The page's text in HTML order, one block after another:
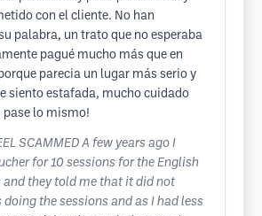
con el cliente. No han
palabra, un trato que no esperaba
pagué mucho más que en
parecia un lugar más serio y
siento estafada, mucho cuidado
pase lo mismo!
SCAMMED A few years ago I
for 10 sessions for the English
they told me that it did not
doing the sessions and as I had less